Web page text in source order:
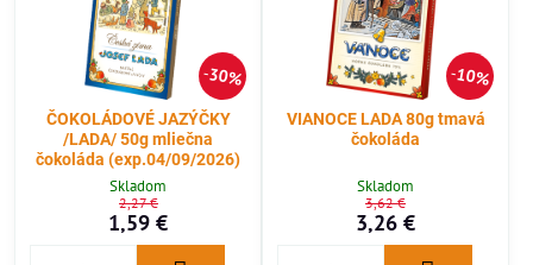
30%
ČOKOLÁDOVÉ JAZÝČKY
/LADA/ 50g mliečna
čokoláda (exp.04/09/2026)
Skladom
1,59 €
2,27 €
10%
VIANOCE LADA 80g tmavá
čokoláda
Skladom
3,26 €
3,62 €